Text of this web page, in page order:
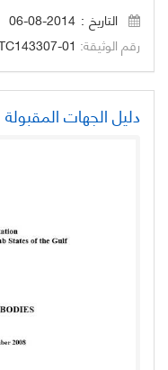
التاريخ : 2014-08-06
رقم الوثيقة: 01
دليل الجهات